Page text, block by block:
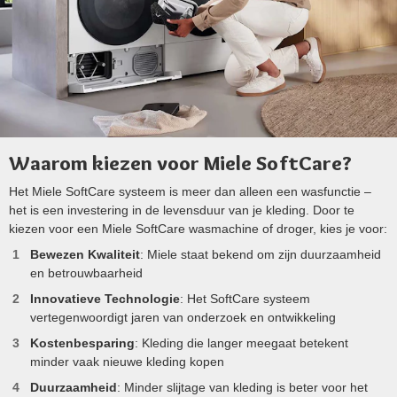
Waarom kiezen voor Miele SoftCare?
Het Miele SoftCare systeem is meer dan alleen een wasfunctie –
het is een investering in de levensduur van je kleding. Door te
kiezen voor een Miele SoftCare wasmachine of droger, kies je voor:
Bewezen Kwaliteit: Miele staat bekend om zijn duurzaamheid
en betrouwbaarheid
Innovatieve Technologie: Het SoftCare systeem
vertegenwoordigt jaren van onderzoek en ontwikkeling
Kostenbesparing: Kleding die langer meegaat betekent
minder vaak nieuwe kleding kopen
Duurzaamheid: Minder slijtage van kleding is beter voor het